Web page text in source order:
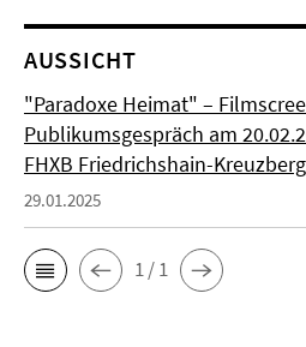
AUSSICHT
"Paradoxe Heimat" –
Publikumsgespräch am
FHXB Friedrichshain-
29.01.2025
1 / 1